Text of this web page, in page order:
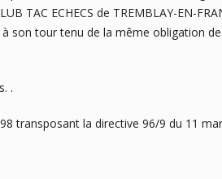
TAC ECHECS de TREMBLAY-EN-
son tour tenu de la même obligation
.
transposant la directive 96/9 du 11